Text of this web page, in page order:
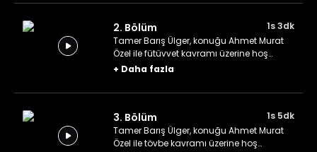
2. Bölüm
1s 3dk
Tamer Barış Ülger, konuğu Ahmet Murat
Özel ile fütüvvet kavramı üzerine hoş
sohbetler ediyor.
+ Daha fazla
3. Bölüm
1s 5dk
Tamer Barış Ülger, konuğu Ahmet Murat
Özel ile tövbe kavramı üzerine hoş